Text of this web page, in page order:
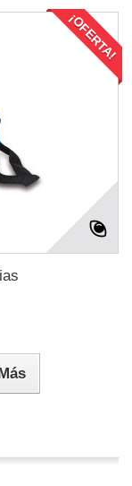
¡OFERTA!